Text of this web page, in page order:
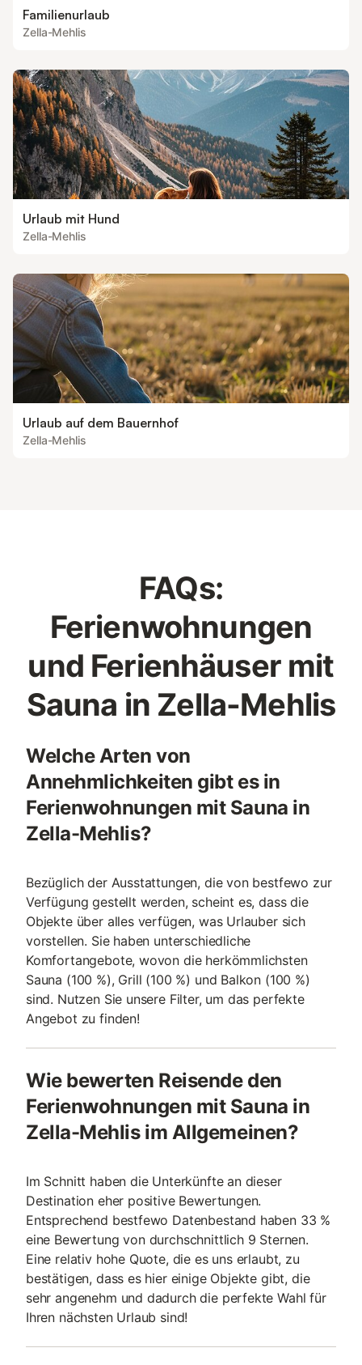
Familienurlaub
Zella-Mehlis
Urlaub mit Hund
Zella-Mehlis
Urlaub auf dem Bauernhof
Zella-Mehlis
FAQs:
Ferienwohnungen
und Ferienhäuser mit
Sauna in Zella-Mehlis
Welche Arten von
Annehmlichkeiten gibt es in
Ferienwohnungen mit Sauna in
Zella-Mehlis?
Bezüglich der Ausstattungen, die von bestfewo zur
Verfügung gestellt werden, scheint es, dass die
Objekte über alles verfügen, was Urlauber sich
vorstellen. Sie haben unterschiedliche
Komfortangebote, wovon die herkömmlichsten
Sauna (100 %), Grill (100 %) und Balkon (100 %)
sind. Nutzen Sie unsere Filter, um das perfekte
Angebot zu finden!
Wie bewerten Reisende den
Ferienwohnungen mit Sauna in
Zella-Mehlis im Allgemeinen?
Im Schnitt haben die Unterkünfte an dieser
Destination eher positive Bewertungen.
Entsprechend bestfewo Datenbestand haben 33 %
eine Bewertung von durchschnittlich 9 Sternen.
Eine relativ hohe Quote, die es uns erlaubt, zu
bestätigen, dass es hier einige Objekte gibt, die
sehr angenehm und dadurch die perfekte Wahl für
Ihren nächsten Urlaub sind!